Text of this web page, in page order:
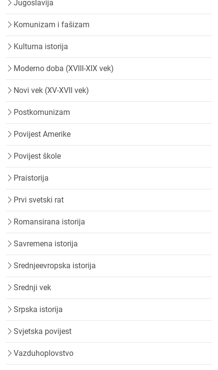
Jugoslavija
Komunizam i fašizam
Kulturna istorija
Moderno doba (XVIII-XIX vek)
Novi vek (XV-XVII vek)
Postkomunizam
Povijest Amerike
Povijest škole
Praistorija
Prvi svetski rat
Romansirana istorija
Savremena istorija
Srednjeevropska istorija
Srednji vek
Srpska istorija
Svjetska povijest
Vazduhoplovstvo